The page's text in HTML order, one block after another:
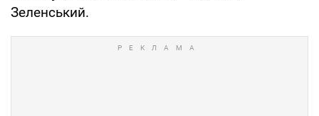
Зеленський.